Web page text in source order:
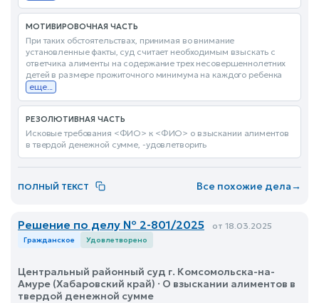
МОТИВИРОВОЧНАЯ ЧАСТЬ
При таких обстоятельствах, принимая во внимание
установленные факты, суд считает необходимым взыскать с
ответчика алименты на содержание трех несовершеннолетних
детей в размере прожиточного минимума на каждого ребенка
еще...
РЕЗОЛЮТИВНАЯ ЧАСТЬ
Исковые требования <ФИО> к <ФИО> о взыскании алиментов
в твердой денежной сумме, -удовлетворить
ПОЛНЫЙ ТЕКСТ Все похожие дела→
Решение по делу № 2-801/2025 от 18.03.2025
Гражданское Удовлетворено
Центральный районный суд г. Комсомольска-на-
Амуре (Хабаровский край) · О взыскании алиментов в
твердой денежной сумме